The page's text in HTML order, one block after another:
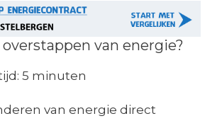
van energie?
5 minuten
van energie direct